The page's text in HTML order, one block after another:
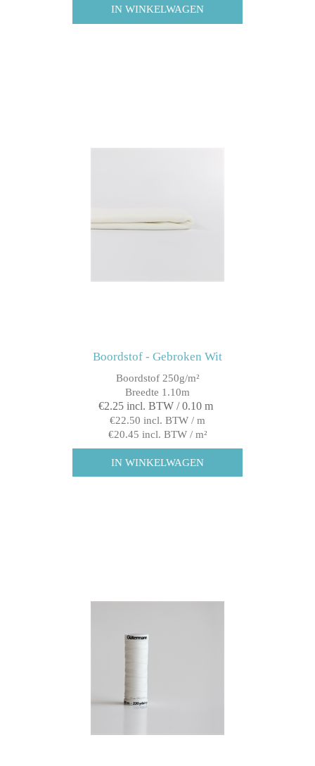
Boordstof - Gebroken Wit
Boordstof 250g/m²
Breedte 1.10m
€2.25 incl. BTW / 0.10 m
€22.50 incl. BTW / m
€20.45 incl. BTW / m²